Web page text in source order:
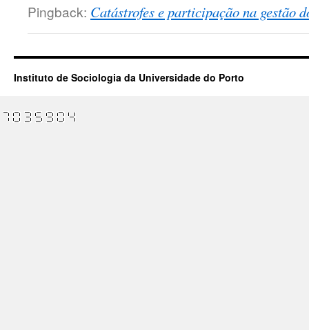
Pingback: Catástrofes e participação na gestão
Instituto de Sociologia da Universidade do Porto